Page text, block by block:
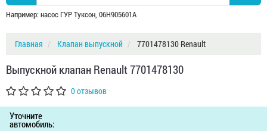
Например: насос ГУР Туксон, 06H905601A
Главная Клапан выпускной 7701478130 Renault
Выпускной клапан Renault 7701478130
0 отзывов
Уточните
автомобиль: